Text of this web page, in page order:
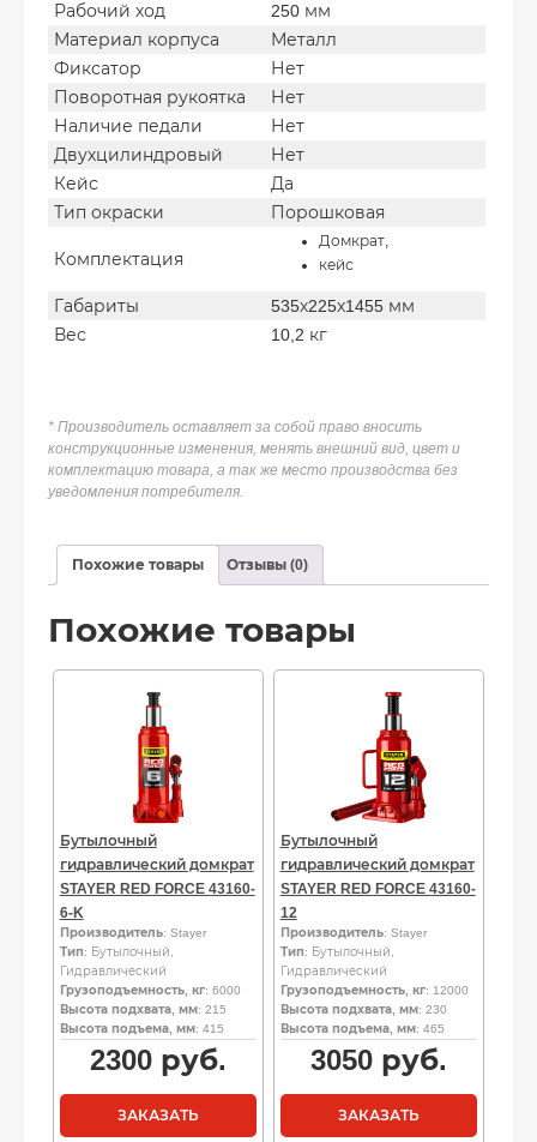
Рабочий ход
250 мм
Материал корпуса
Металл
Фиксатор
Нет
Поворотная рукоятка
Нет
Наличие педали
Нет
Двухцилиндровый
Нет
Кейс
Да
Тип окраски
Порошковая
Комплектация
Домкрат,
кейс
Габариты
535х225х1455 мм
Вес
10,2 кг
* Производитель оставляет за собой право вносить
конструкционные изменения, менять внешний вид, цвет и
комплектацию товара, а так же место производства без
уведомления потребителя.
Похожие товары Отзывы (0)
Похожие товары
Бутылочный
гидравлический домкрат
STAYER RED FORCE 43160-
6-K
Производитель: Stayer
Тип: Бутылочный,
Гидравлический
Грузоподъемность, кг: 6000
Высота подхвата, мм: 215
Высота подъема, мм: 415
2300руб.
ЗАКАЗАТЬ
Бутылочный
гидравлический домкрат
STAYER RED FORCE 43160-
12
Производитель: Stayer
Тип: Бутылочный,
Гидравлический
Грузоподъемность, кг: 12000
Высота подхвата, мм: 230
Высота подъема, мм: 465
3050руб.
ЗАКАЗАТЬ